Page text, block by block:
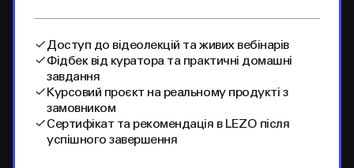
Доступ до відеолекцій та живих вебінарів
Фідбек від куратора та практичні домашні
завдання
Курсовий проєкт на реальному продукті з
замовником
Сертифікат та рекомендація в LEZO після
успішного завершення